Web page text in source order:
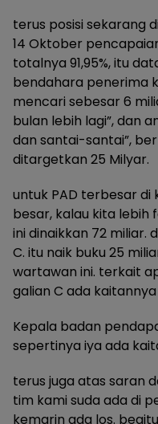
terus posisi sekarang
14 Oktober
totalnya 91,95%, itu
bendahara penerima
mencari sebesar 6
bulan lebih lagi”, dan
dan santai-santai”,
ditargetkan 25 Milyar.
untuk PAD terbesar di
besar, kalau kita lebih
ini dinaikkan 72 miliar.
C. itu naik buku 25
wartawan ini. terkait
galian C ada
Kepala badan
sepertinya iya ada
terus juga atas saran
tim kami suda ada di
kemarin ada los.